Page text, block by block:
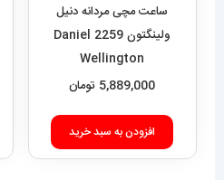
5,889,000تومان
افزودن به سبد خرید